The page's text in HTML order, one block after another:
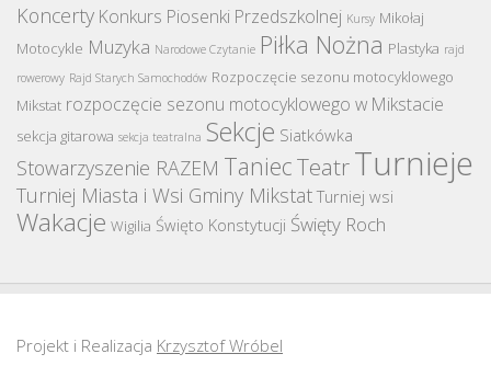
Koncerty Konkurs Piosenki Przedszkolnej Kursy Mikołaj
Motocykle Muzyka Narodowe Czytanie Piłka Nożna Plastyka rajd
rowerowy Rajd Starych Samochodów Rozpoczęcie sezonu motocyklowego
Mikstat rozpoczęcie sezonu motocyklowego w Mikstacie
sekcja gitarowa sekcja teatralna Sekcje Siatkówka
Stowarzyszenie RAZEM TaniecTeatrTurnieje
Turniej Miasta i Wsi Gminy Mikstat Turniej wsi
Wakacje Wigilia Święto Konstytucji Święty Roch
Projekt i Realizacja Krzysztof Wróbel